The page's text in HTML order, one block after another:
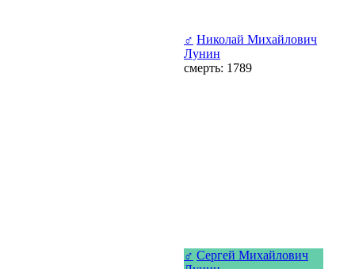
♂ Николай Михайлович
Лунин
смерть: 1789
♂ Сергей Михайлович